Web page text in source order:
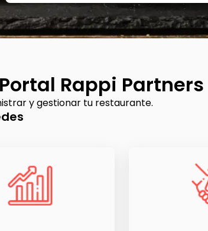
Rappi Partners
y gestionar tu restaurante.